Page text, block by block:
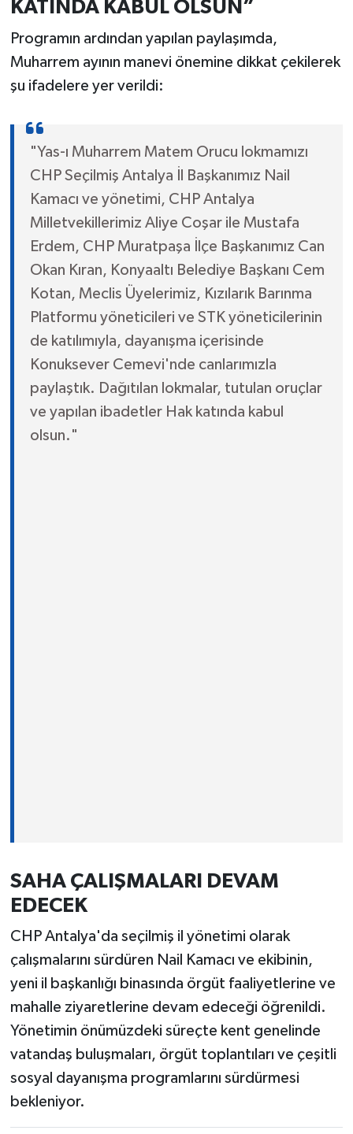
KATINDA KABUL OLSUN”
Programın ardından yapılan paylaşımda,
Muharrem ayının manevi önemine dikkat çekilerek
şu ifadelere yer verildi:
"Yas-ı Muharrem Matem Orucu lokmamızı
CHP Seçilmiş Antalya İl Başkanımız Nail
Kamacı ve yönetimi, CHP Antalya
Milletvekillerimiz Aliye Coşar ile Mustafa
Erdem, CHP Muratpaşa İlçe Başkanımız Can
Okan Kıran, Konyaaltı Belediye Başkanı Cem
Kotan, Meclis Üyelerimiz, Kızılarık Barınma
Platformu yöneticileri ve STK yöneticilerinin
de katılımıyla, dayanışma içerisinde
Konuksever Cemevi'nde canlarımızla
paylaştık. Dağıtılan lokmalar, tutulan oruçlar
ve yapılan ibadetler Hak katında kabul
olsun."
SAHA ÇALIŞMALARI DEVAM
EDECEK
CHP Antalya'da seçilmiş il yönetimi olarak
çalışmalarını sürdüren Nail Kamacı ve ekibinin,
yeni il başkanlığı binasında örgüt faaliyetlerine ve
mahalle ziyaretlerine devam edeceği öğrenildi.
Yönetimin önümüzdeki süreçte kent genelinde
vatandaş buluşmaları, örgüt toplantıları ve çeşitli
sosyal dayanışma programlarını sürdürmesi
bekleniyor.